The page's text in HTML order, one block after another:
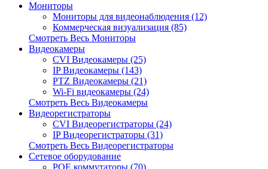
Мониторы
Мониторы для видеонаблюдения (12)
Коммерческая визуализация (85)
Смотреть Весь Мониторы
Видеокамеры
CVI Видеокамеры (25)
IP Видеокамеры (143)
PTZ Видеокамеры (21)
Wi-Fi видеокамеры (24)
Смотреть Весь Видеокамеры
Видеорегистраторы
CVI Видеорегистраторы (24)
IP Видеорегистраторы (31)
Смотреть Весь Видеорегистраторы
Сетевое оборудование
POE коммутаторы (70)